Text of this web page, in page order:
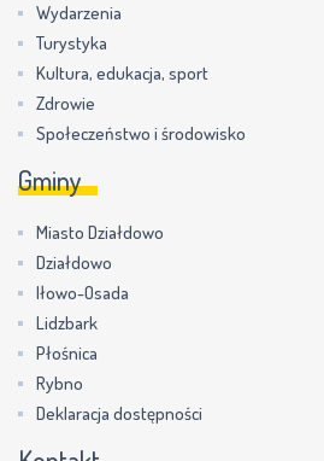
Wydarzenia
Turystyka
Kultura, edukacja, sport
Zdrowie
Społeczeństwo i środowisko
Gminy
Miasto Działdowo
Działdowo
Iłowo-Osada
Lidzbark
Płośnica
Rybno
Deklaracja dostępności